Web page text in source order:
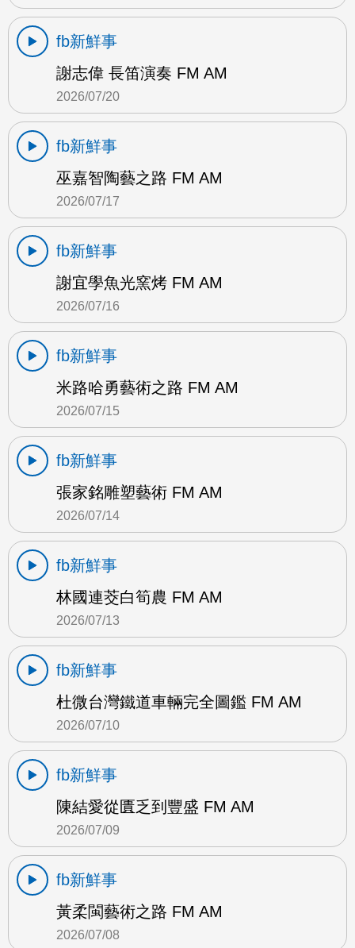
fb新鮮事
謝志偉 長笛演奏 FM AM
2026/07/20
fb新鮮事
巫嘉智陶藝之路 FM AM
2026/07/17
fb新鮮事
謝宜學魚光窯烤 FM AM
2026/07/16
fb新鮮事
米路哈勇藝術之路 FM AM
2026/07/15
fb新鮮事
張家銘雕塑藝術 FM AM
2026/07/14
fb新鮮事
林國連茭白筍農 FM AM
2026/07/13
fb新鮮事
杜微台灣鐵道車輛完全圖鑑 FM AM
2026/07/10
fb新鮮事
陳結愛從匱乏到豐盛 FM AM
2026/07/09
fb新鮮事
黃柔閩藝術之路 FM AM
2026/07/08